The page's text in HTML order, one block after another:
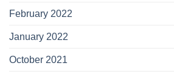
February 2022
January 2022
October 2021